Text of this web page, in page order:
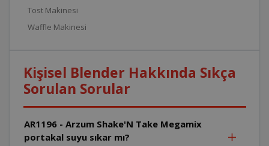
Tost Makinesi
Waffle Makinesi
Kişisel Blender Hakkında Sıkça
Sorulan Sorular
AR1196 - Arzum Shake'N Take Megamix
portakal suyu sıkar mı?